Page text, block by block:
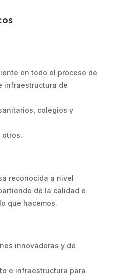
en todo el proceso de
infraestructura de
colegios y
otros.
reconocida a nivel
de la calidad e
que hacemos.
innovadoras y de
e infraestructura para